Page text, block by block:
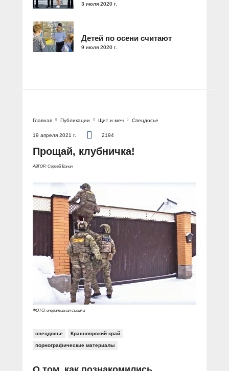
3 июля 2020 г.
Детей по осени считают
9 июля 2020 г.
Главная Публикации Щит и меч Спецдосье
19 апреля 2021 г. 2194
Прощай, клубничка!
АВТОР: Сергей Ванин
ФОТО: оперативная съёмка
спецдосье Красноярский край
порнографические материалы